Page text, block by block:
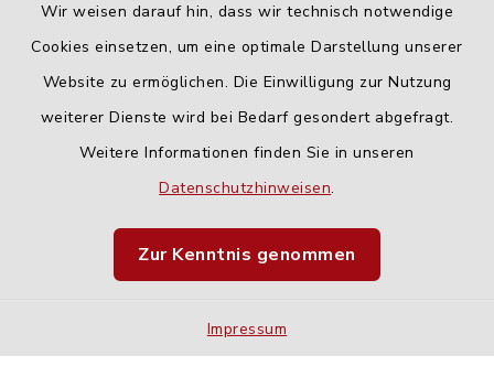
Wir weisen darauf hin, dass wir technisch notwendige
Cookies einsetzen, um eine optimale Darstellung unserer
Website zu ermöglichen. Die Einwilligung zur Nutzung
weiterer Dienste wird bei Bedarf gesondert abgefragt.
Weitere Informationen finden Sie in unseren
Datenschutzhinweisen.
Zur Kenntnis genommen
Impressum
Barrierefreiheit
Impressum
Sitemap